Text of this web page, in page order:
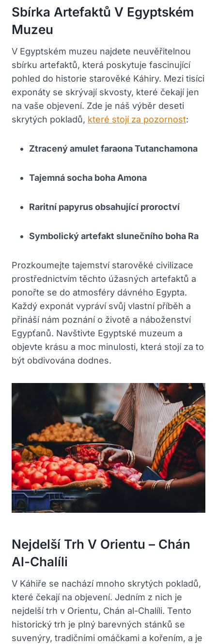
Sbírka Artefaktů V Egyptském
Muzeu
V Egyptském muzeu najdete neuvěřitelnou
sbírku artefaktů, která poskytuje fascinující
pohled do historie starověké Káhiry. Mezi tisíci
exponáty se skrývají skvosty, které čekají jen
na vaše objevení. Zde je náš výběr deseti
skrytých pokladů, které stojí za pozornost:
Ztracený amulet faraona Tutanchamona
Tajemná socha boha Amona
Raritní papyrus obsahující proroctví
Symbolický artefakt slunečního boha Ra
Prozkoumejte tajemství starověké civilizace
prostřednictvím těchto úžasných artefaktů a
ponořte se do atmosféry dávného Egypta.
Každý exponát vypráví svůj vlastní příběh a
přináší nám poznání o životě a náboženství
Egypťanů. Navštivte Egyptské muzeum a
objevte krásu a moc minulosti, která stojí za to
být obdivována dodnes.
Nejdelší Trh V Orientu – Chán
Al-Chalíli
V Káhiře se nachází mnoho skrytých pokladů,
které čekají na objevení. Jedním z nich je
nejdelší trh v Orientu, Chán al-Chalíli. Tento
historický trh je plný barevných stánků se
suvenýry, tradičními omáčkami a kořením, a je